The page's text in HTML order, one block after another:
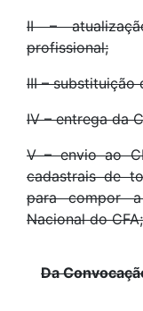
II –
profissional;
III – substituição
IV – entrega da
V – envio ao
cadastrais de
para compor
Nacional do CFA;
Da